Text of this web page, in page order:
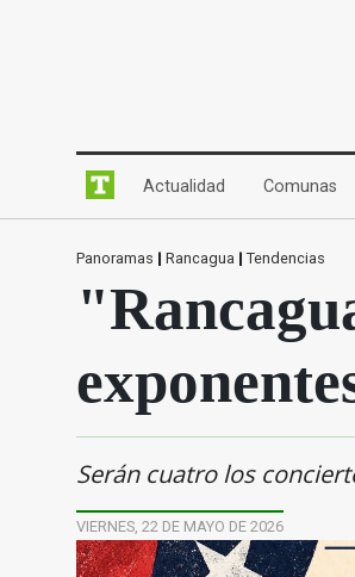
Actualidad (current)Comunas
Panoramas | Rancagua | Tendencias
Serán cuatro los
VIERNES, 22 DE MAYO DE 2026